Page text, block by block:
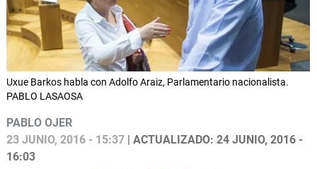
Uxue Barkos habla con Adolfo Araiz, Parlamentario nacionalista.
PABLO LASAOSA
PABLO OJER
23 JUNIO, 2016 - 15:37 | ACTUALIZADO: 24 JUNIO, 2016 -
16:03